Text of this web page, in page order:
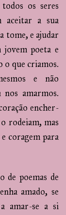
os seres
aceitar a sua
tome, e ajudar
jovem poeta e
o que criamos.
e não
nos amarmos.
encher-
rodeiam, mas
coragem para
de poemas de
amado, se
amar-se a si